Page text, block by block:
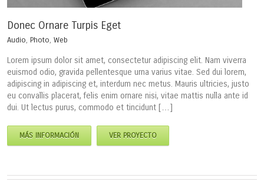
Donec Ornare Turpis Eget
Audio, Photo, Web
Lorem ipsum dolor sit amet, consectetur adipiscing elit. Nam viverra
euismod odio, gravida pellentesque urna varius vitae. Sed dui lorem,
adipiscing in adipiscing et, interdum nec metus. Mauris ultricies, justo
eu convallis placerat, felis enim ornare nisi, vitae mattis nulla ante id
dui. Ut lectus purus, commodo et tincidunt […]
MÁS INFORMACIÓN VER PROYECTO